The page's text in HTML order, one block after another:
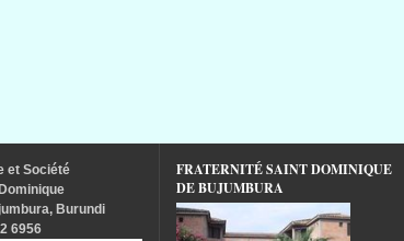
et Société
Burundi
6956
FRATERNITÉ SAINT DOMINIQUE
DE BUJUMBURA